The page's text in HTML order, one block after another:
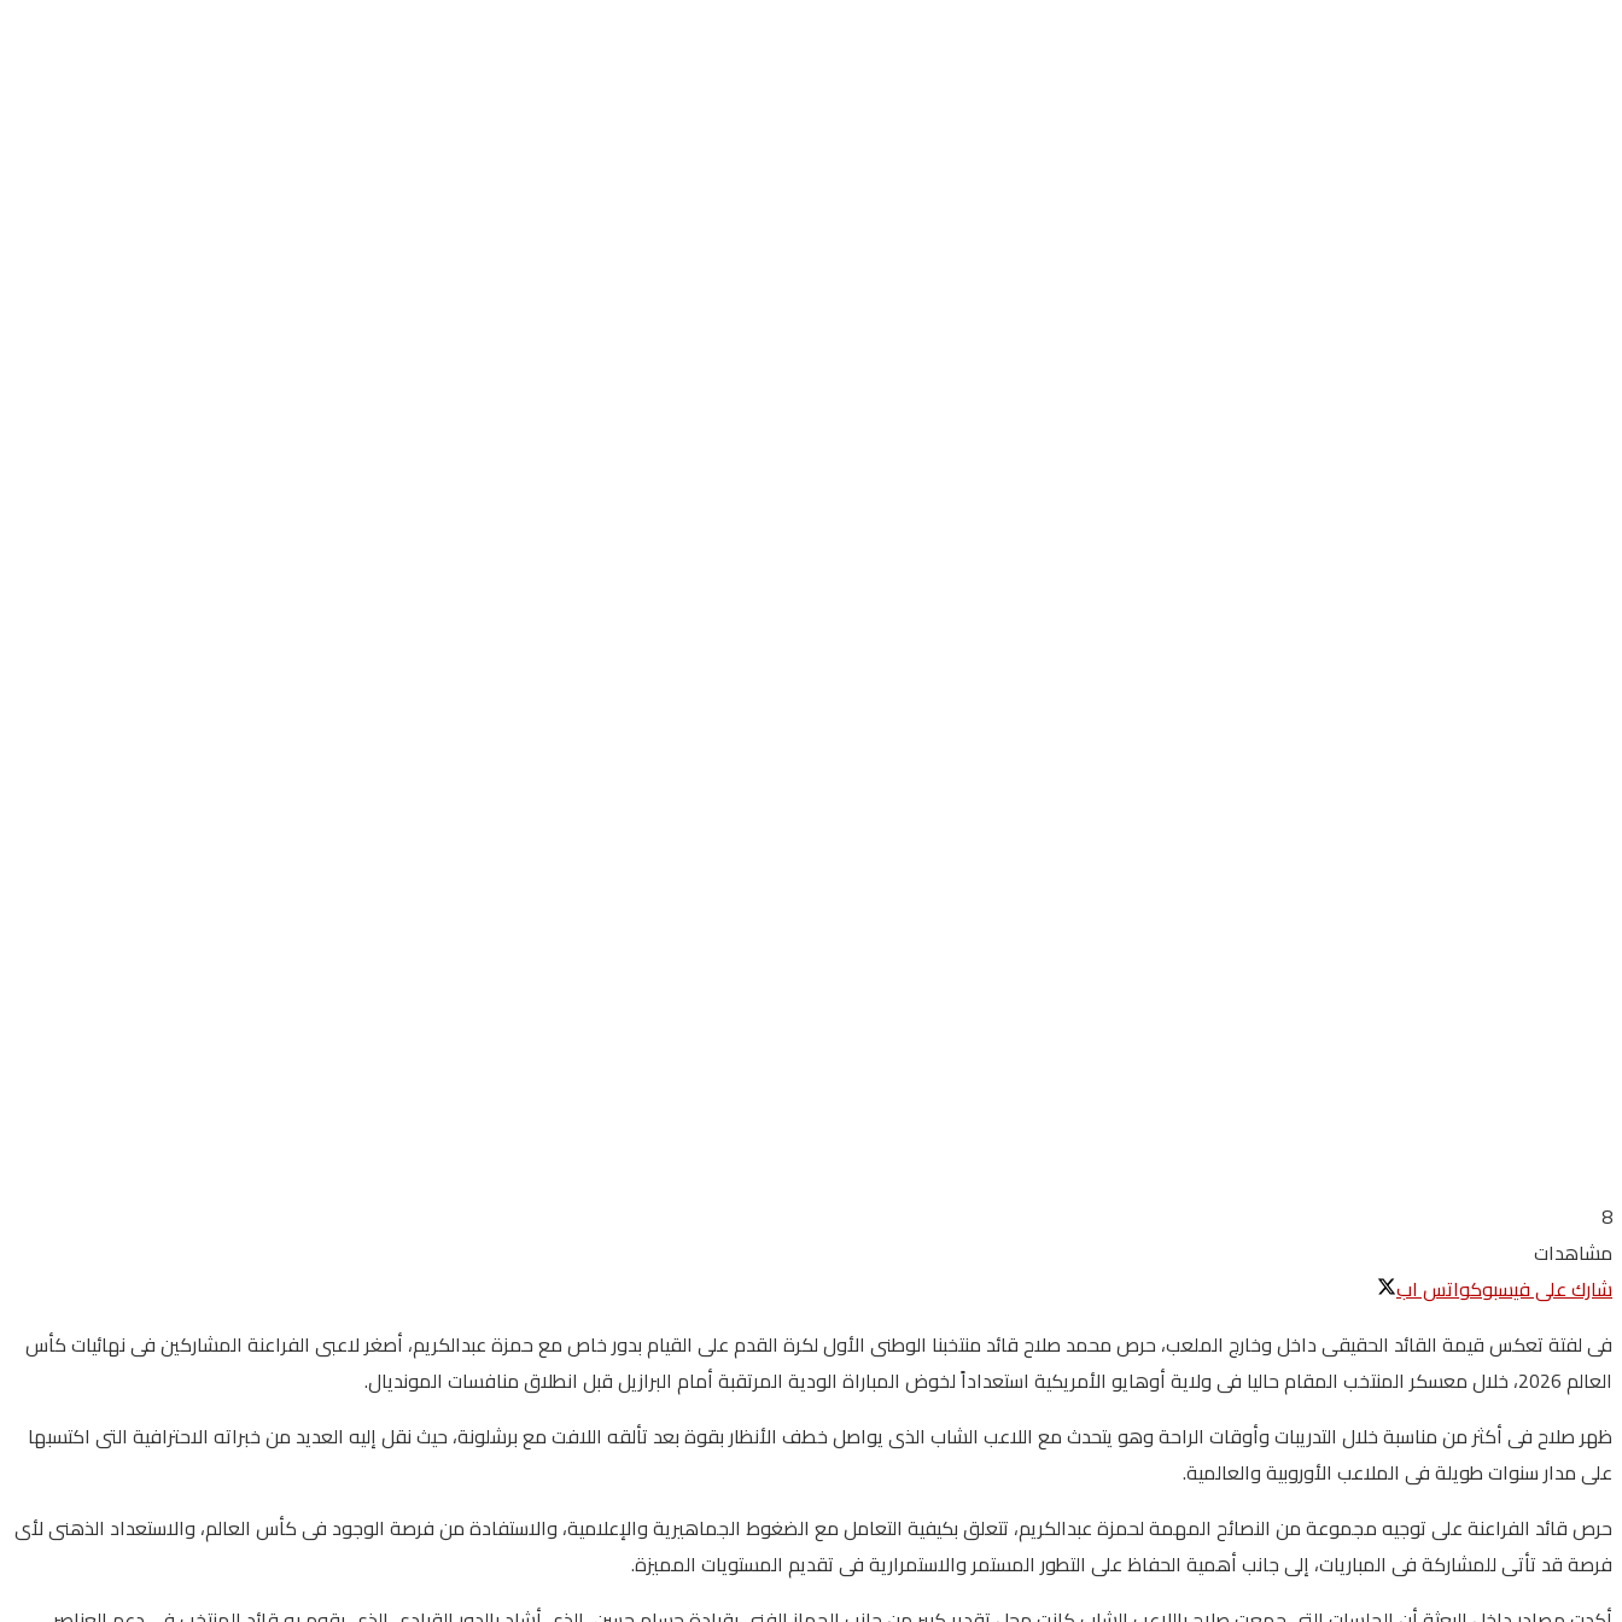
8
مشاهدات
شارك على فيسبوكواتس اب
فى لفتة تعكس قيمة القائد الحقيقى داخل وخارج الملعب، حرص محمد صلاح قائد منتخبنا الوطنى الأول لكرة القدم على القيام بدور خاص مع حمزة عبدالكريم، أصغر لاعبى الفراعنة المشاركين فى نهائيات كأس
العالم 2026، خلال معسكر المنتخب المقام حاليا فى ولاية أوهايو الأمريكية استعداداً لخوض المباراة الودية المرتقبة أمام البرازيل قبل انطلاق منافسات المونديال.
ظهر صلاح فى أكثر من مناسبة خلال التدريبات وأوقات الراحة وهو يتحدث مع اللاعب الشاب الذى يواصل خطف الأنظار بقوة بعد تألقه اللافت مع برشلونة، حيث نقل إليه العديد من خبراته الاحترافية التى اكتسبها
على مدار سنوات طويلة فى الملاعب الأوروبية والعالمية.
حرص قائد الفراعنة على توجيه مجموعة من النصائح المهمة لحمزة عبدالكريم، تتعلق بكيفية التعامل مع الضغوط الجماهيرية والإعلامية، والاستفادة من فرصة الوجود فى كأس العالم، والاستعداد الذهنى لأى
فرصة قد تأتى للمشاركة فى المباريات، إلى جانب أهمية الحفاظ على التطور المستمر والاستمرارية فى تقديم المستويات المميزة.